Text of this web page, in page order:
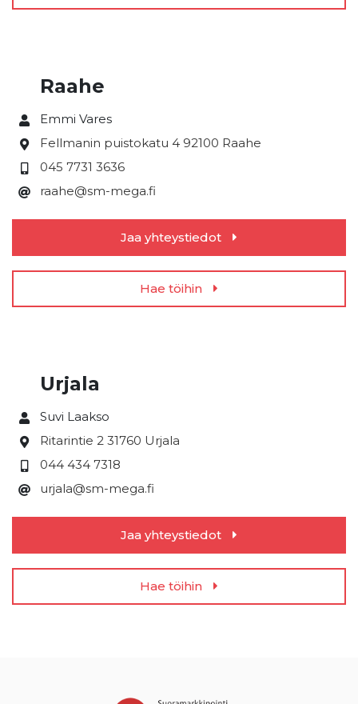
Raahe
Emmi Vares
Fellmanin puistokatu 4 92100 Raahe
045 7731 3636
raahe@sm-mega.fi
Jaa yhteystiedot
Hae töihin
Urjala
Suvi Laakso
Ritarintie 2 31760 Urjala
044 434 7318
urjala@sm-mega.fi
Jaa yhteystiedot
Hae töihin